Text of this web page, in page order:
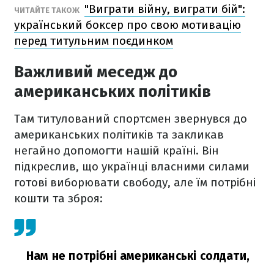
ЧИТАЙТЕ ТАКОЖ "Виграти війну, виграти бій":
український боксер про свою мотивацію
перед титульним поєдинком
Важливий меседж до
американських політиків
Там титулований спортсмен звернувся до
американських політиків та закликав
негайно допомогти нашій країні. Він
підкреслив, що українці власними силами
готові виборювати свободу, але їм потрібні
кошти та зброя:
Нам не потрібні американські солдати,